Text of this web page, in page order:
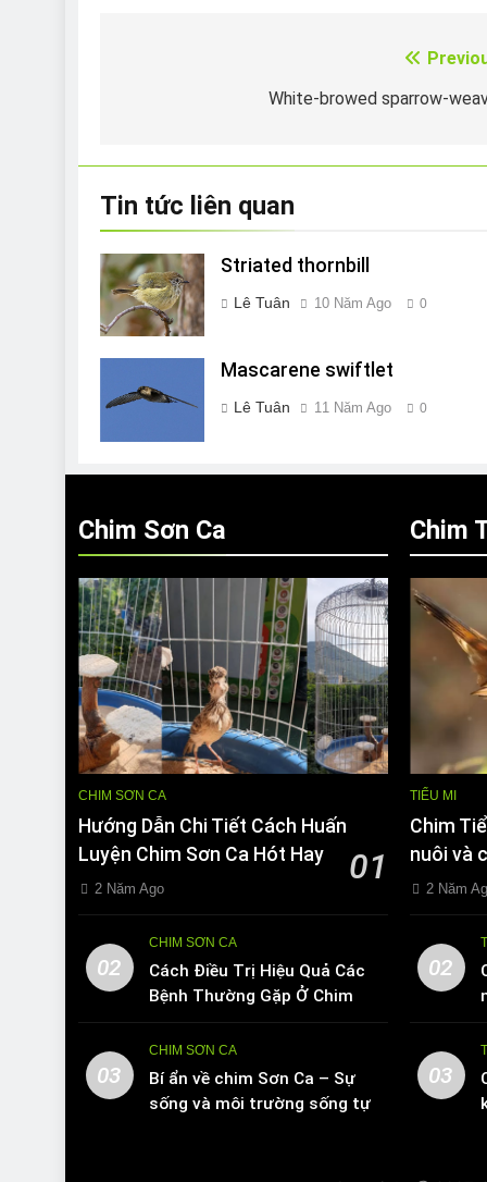
White-browed sparrow-
Tin tức liên quan
Striated thornbill
Lê Tuân 10 Năm Ago 0
Mascarene swiftlet
Lê Tuân 11 Năm Ago 0
Chim Sơn Ca
CHIM SƠN CA
Hướng Dẫn Chi Tiết Cách Huấn
Luyện Chim Sơn Ca Hót Hay
01
2 Năm Ago
02
CHIM SƠN CA
Cách Điều Trị Hiệu Quả Các
Bệnh Thường Gặp Ở Chim
Sơn Ca
03
CHIM SƠN CA
Bí ẩn về chim Sơn Ca – Sự
sống và môi trường sống tự
Chim
TIỂU MI
Chim
nuôi và
2 Năm
02
03